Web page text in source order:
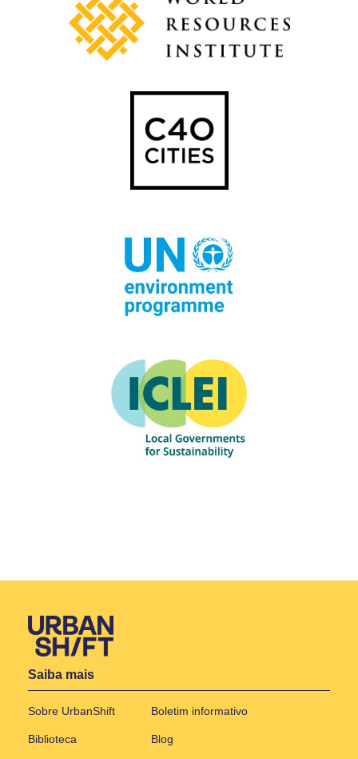
Saiba mais
Sobre UrbanShift Boletim informativo
Biblioteca Blog